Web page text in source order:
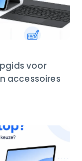
voor
accessoires